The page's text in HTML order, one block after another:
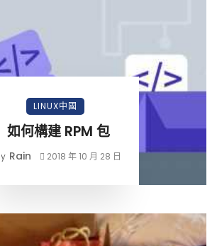
LINUX中國
如何構建 RPM 包
Rain 2018 年 10 月 28 日